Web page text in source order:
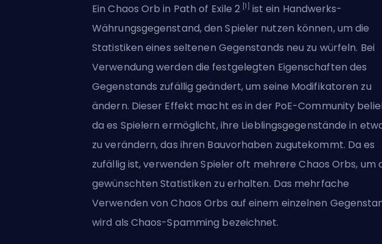
Ein Chaos Orb in Path of Exile 2 [1]
ist ein Handwerks-
Währungsgegenstand, den Spieler nutzen können, um die
Statistiken eines seltenen Gegenstands neu zu würfeln. Bei
Verwendung werden die festgelegten Eigenschaften des
Gegenstands zufällig geändert, um seine Modifikatoren zu
ändern. Dieser Effekt macht es in der PoE-Community
da es Spielern ermöglicht, ihre Lieblingsgegenstände in
zu verändern, das ihren Bauvorhaben zugutekommt. Da es
zufällig ist, verwenden Spieler oft mehrere Chaos Orbs, um
gewünschten Statistiken zu erhalten. Das mehrfache
Verwenden von Chaos Orbs auf einem einzelnen
wird als Chaos-Spamming bezeichnet.